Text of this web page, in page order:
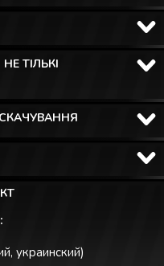
ТІЛЬКІ
украинский)